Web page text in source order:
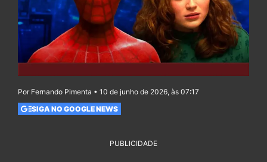
Por Fernando Pimenta • 10 de junho de 2026, às 07:17
SIGA NO GOOGLE NEWS
PUBLICIDADE